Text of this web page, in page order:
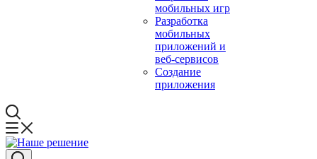
мобильных игр
Разработка
мобильных
приложений и
веб-сервисов
Создание
приложения